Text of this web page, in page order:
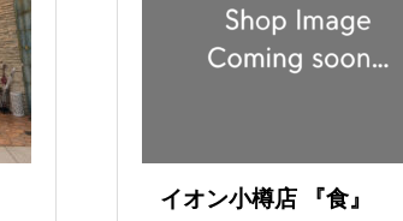
イオン小樽店 『食』